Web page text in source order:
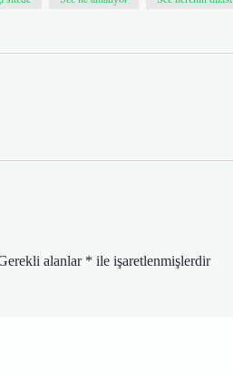
alanlar * ile işaretlenmişlerdir